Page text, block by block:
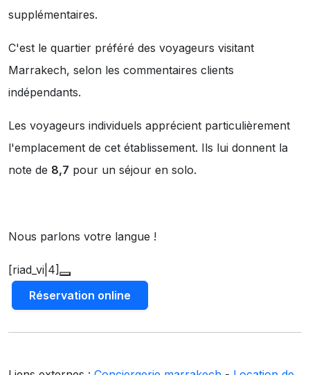
supplémentaires.
C'est le quartier préféré des voyageurs visitant
Marrakech, selon les commentaires clients
indépendants.
Les voyageurs individuels apprécient particulièrement
l'emplacement de cet établissement. Ils lui donnent la
note de 8,7 pour un séjour en solo.
Nous parlons votre langue !
[riad_vi|4]
Réservation online